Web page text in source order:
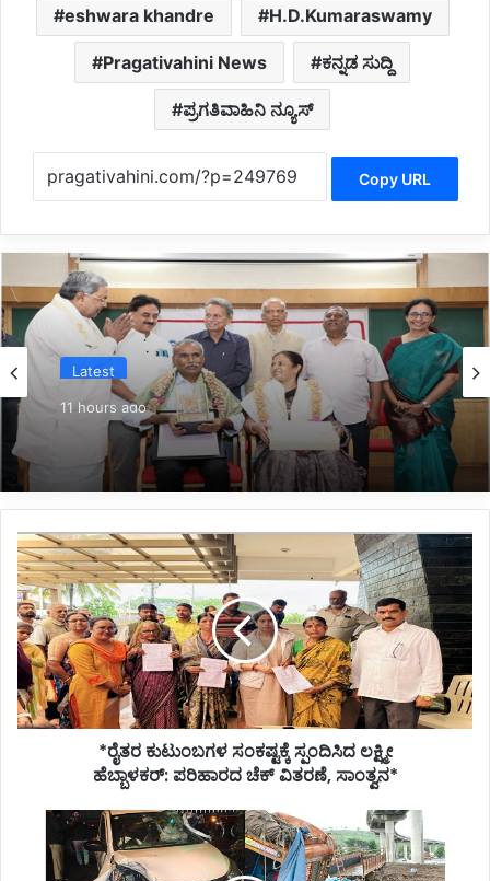
eshwara khandre H.D.Kumaraswamy
Pragativahini News ಕನ್ನಡ ಸುದ್ದಿ
ಪ್ರಗತಿವಾಹಿನಿ ನ್ಯೂಸ್
Copy URL
Latest
11 hours ago
*ಉದಯ್‌ಕುಮಾರ್‌ಗೆ ಖಾದ್ರಿ ಶಾಮಣ್ಣ ಪ್ರಶಸ್ತಿ ಪ್ರದಾನ*
*ರೈತರ
ಕುಟುಂಬಗಳ
ಸಂಕಷ್ಟಕ್ಕೆ
ಸ್ಪಂದಿಸಿದ
ಲಕ್ಷ್ಮೀ
ಹೆಬ್ಬಾಳಕರ್: ಪರಿಹಾರದ
ಚೆಕ್
ವಿತರಣೆ,
ಸಾಂತ್ವನ*
*ರೈತರ ಕುಟುಂಬಗಳ ಸಂಕಷ್ಟಕ್ಕೆ ಸ್ಪಂದಿಸಿದ ಲಕ್ಷ್ಮೀ
ಹೆಬ್ಬಾಳಕರ್: ಪರಿಹಾರದ ಚೆಕ್ ವಿತರಣೆ, ಸಾಂತ್ವನ*
*ಬೆಳಗಾವಿಯಲ್ಲಿ
ಭೀಕರ
ಅಪಘಾತ: